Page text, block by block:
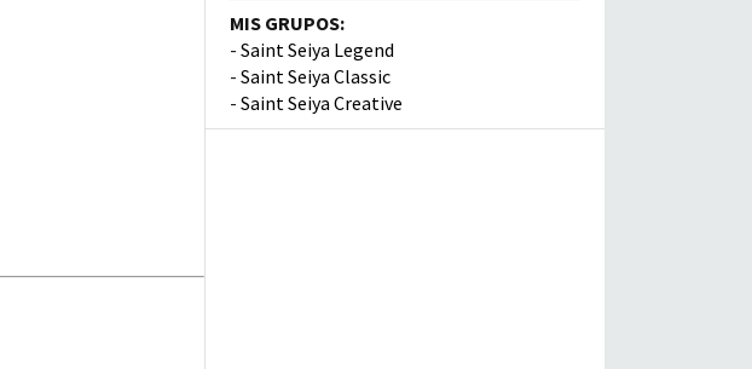
MIS GRUPOS:
- Saint Seiya Legend
- Saint Seiya Classic
- Saint Seiya Creative